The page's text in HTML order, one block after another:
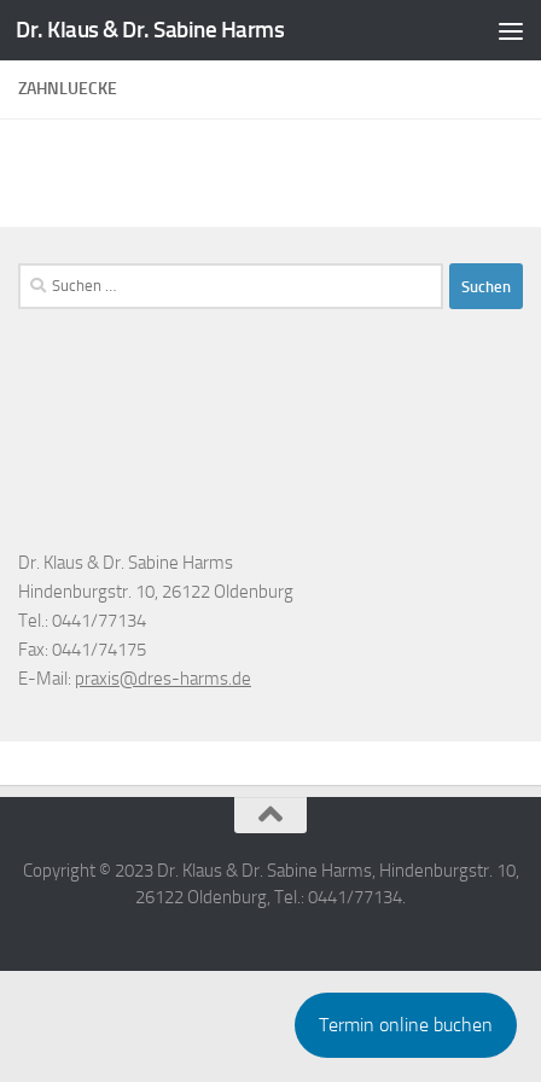
Zum Inhalt springen
Dr. Klaus & Dr. Sabine Harms
ZAHNLUECKE
Suchen
nach:
Dr. Klaus & Dr. Sabine Harms
Hindenburgstr. 10, 26122 Oldenburg
Tel.: 0441/77134
Fax: 0441/74175
E-Mail: praxis@dres-harms.de
Copyright © 2023 Dr. Klaus & Dr. Sabine Harms, Hindenburgstr. 10,
26122 Oldenburg, Tel.: 0441/77134.
Termin online buchen